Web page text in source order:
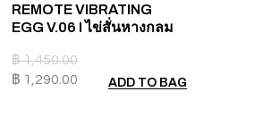
REMOTE VIBRATING
EGG V.06 I ไข่สั่นหางกลม
฿1,450.00
฿ 1,290.00 ADD TO BAG